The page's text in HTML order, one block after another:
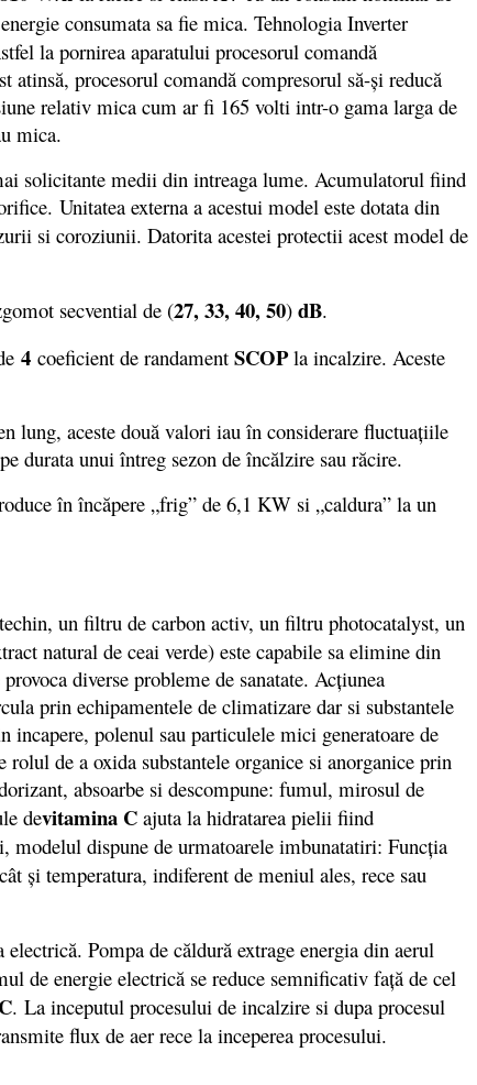
consumata sa fie mica. Tehnologia Inverter
la pornirea aparatului procesorul comandă
atinsă, procesorul comandă compresorul să-și reducă
relativ mica cum ar fi 165 volti intr-o gama larga de
mica.
solicitante medii din intreaga lume. Acumulatorul fiind
Unitatea externa a acestui model este dotata din
si coroziunii. Datorita acestei protectii acest model de
secvential de (27, 33, 40, 50) dB.
4 coeficient de randament SCOPla incalzire. Aceste
aceste două valori iau în considerare fluctuaţiile
durata unui întreg sezon de încălzire sau răcire.
în încăpere „frig” de 6,1 KW si „caldura” la un
un filtru de carbon activ, un filtru photocatalyst, un
natural de ceai verde) este capabile sa elimine din
diverse probleme de sanatate. Acţiunea
prin echipamentele de climatizare dar si substantele
polenul sau particulele mici generatoare de
de a oxida substantele organice si anorganice prin
absoarbe si descompune: fumul, mirosul de
devitamina C ajuta la hidratarea pielii fiind
modelul dispune de urmatoarele imbunatatiri: Funcţia
şi temperatura, indiferent de meniul ales, rece sau
Pompa de căldură extrage energia din aerul
de energie electrică se reduce semnificativ faţă de cel
. La inceputul procesului de incalzire si dupa procesul
flux de aer rece la inceperea procesului.